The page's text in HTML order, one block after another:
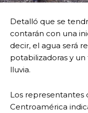
Detalló que se
contarán con una
decir, el agua será
potabilizadoras y
lluvia.
Los representantes
Centroamérica